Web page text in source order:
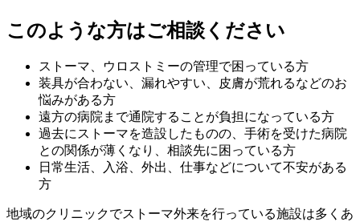
このような方はご相談ください
ストーマ、ウロストミーの管理で困っている方
装具が合わない、漏れやすい、皮膚が荒れるなどのお
悩みがある方
遠方の病院まで通院することが負担になっている方
過去にストーマを造設したものの、手術を受けた病院
との関係が薄くなり、相談先に困っている方
日常生活、入浴、外出、仕事などについて不安がある
方
地域のクリニックでストーマ外来を行っている施設は多くあ